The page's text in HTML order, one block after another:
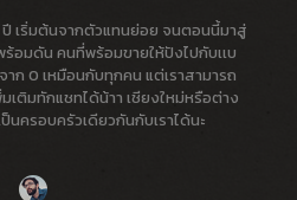
ปี เริ่มต้นจากตัวแทนย่อย จนตอนนี้มาสู่
อมดัน คนที่พร้อมขายให้ปังไปกับเเบ
าก 0 เหมือนกับทุกคน แต่เราสามารถ
ติมทักแชทได้น้าา เชียงใหม่หรือต่าง
นครอบครัวเดียวกันกับเราได้นะ